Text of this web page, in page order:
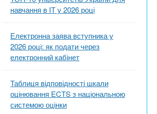
навчання в ІТ у 2026 році
Електронна заява вступника у
2026 році: як подати через
електронний кабінет
Таблиця відповідності шкали
оцінювання ECTS з національною
системою оцінки